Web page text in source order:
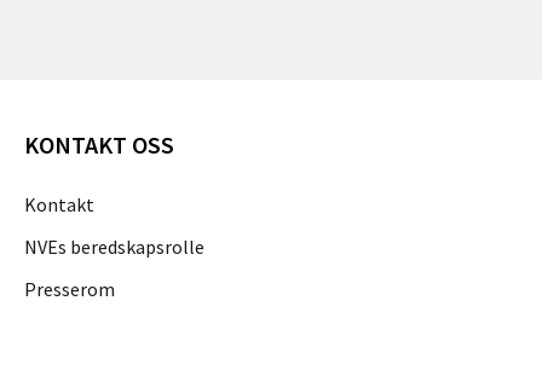
KONTAKT OSS
Kontakt
NVEs beredskapsrolle
Presserom